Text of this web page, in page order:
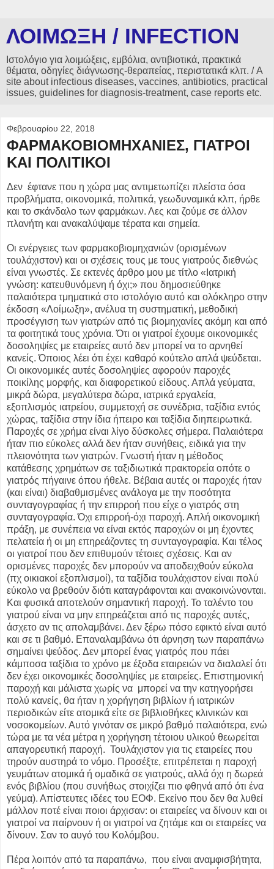
ΛΟΙΜΩΞΗ / INFECTION
Ιστολόγιο για λοιμώξεις, εμβόλια, αντιβιοτικά, πρακτικά
θέματα, οδηγίες διάγνωσης-θεραπείας, περιστατικά κλπ. / A
site about infectious diseases, vaccines, antibiotics, practical
issues, guidelines for diagnosis-treatment, case reports etc.
Φεβρουαρίου 22, 2018
ΦΑΡΜΑΚΟΒΙΟΜΗΧΑΝΙΕΣ, ΓΙΑΤΡΟΙ
ΚΑΙ ΠΟΛΙΤΙΚΟΙ
Δεν έφτανε που η χώρα μας αντιμετωπίζει πλείστα όσα
προβλήματα, οικονομικά, πολιτικά, γεωδυναμικά κλπ, ήρθε
και το σκάνδαλο των φαρμάκων. Λες και ζούμε σε άλλον
πλανήτη και ανακαλύψαμε τέρατα και σημεία.
Οι ενέργειες των φαρμακοβιομηχανιών (ορισμένων
τουλάχιστον) και οι σχέσεις τους με τους γιατρούς διεθνώς
είναι γνωστές. Σε εκτενές άρθρο μου με τίτλο «Ιατρική
γνώση: κατευθυνόμενη ή όχι;» που δημοσιεύθηκε
παλαιότερα τμηματικά στο ιστολόγιο αυτό και ολόκληρο στην
έκδοση «Λοίμωξη», ανέλυα τη συστηματική, μεθοδική
προσέγγιση των γιατρών από τις βιομηχανίες ακόμη και από
τα φοιτητικά τους χρόνια. Ότι οι γιατροί έχουμε οικονομικές
δοσοληψίες με εταιρείες αυτό δεν μπορεί να το αρνηθεί
κανείς. Όποιος λέει ότι έχει καθαρό κούτελο απλά ψεύδεται.
Οι οικονομικές αυτές δοσοληψίες αφορούν παροχές
ποικίλης μορφής, και διαφορετικού είδους. Απλά γεύματα,
μικρά δώρα, μεγαλύτερα δώρα, ιατρικά εργαλεία,
εξοπλισμός ιατρείου, συμμετοχή σε συνέδρια, ταξίδια εντός
χώρας, ταξίδια στην ίδια ήπειρο και ταξίδια διηπειρωτικά.
Παροχές σε χρήμα είναι λίγο δύσκολες σήμερα. Παλαιότερα
ήταν πιο εύκολες αλλά δεν ήταν συνήθεις, ειδικά για την
πλειονότητα των γιατρών. Γνωστή ήταν η μέθοδος
κατάθεσης χρημάτων σε ταξιδιωτικά πρακτορεία οπότε ο
γιατρός πήγαινε όπου ήθελε. Βέβαια αυτές οι παροχές ήταν
(και είναι) διαβαθμισμένες ανάλογα με την ποσότητα
συνταγογραφίας ή την επιρροή που είχε ο γιατρός στη
συνταγογραφία. Όχι επιρροή-όχι παροχή. Απλή οικονομική
πράξη, με συνέπεια να είναι εκτός παροχών οι μη έχοντες
πελατεία ή οι μη επηρεάζοντες τη συνταγογραφία. Και τέλος
οι γιατροί που δεν επιθυμούν τέτοιες σχέσεις. Και αν
ορισμένες παροχές δεν μπορούν να αποδειχθούν εύκολα
(πχ οικιακοί εξοπλισμοί), τα ταξίδια τουλάχιστον είναι πολύ
εύκολο να βρεθούν διότι καταγράφονται και ανακοινώνονται.
Και φυσικά αποτελούν σημαντική παροχή. Το ταλέντο του
γιατρού είναι να μην επηρεάζεται από τις παροχές αυτές,
άσχετο αν τις απολαμβάνει. Δεν ξέρω πόσο εφικτό είναι αυτό
και σε τι βαθμό. Επαναλαμβάνω ότι άρνηση των παραπάνω
σημαίνει ψεύδος. Δεν μπορεί ένας γιατρός που πάει
κάμποσα ταξίδια το χρόνο με έξοδα εταιρειών να διαλαλεί ότι
δεν έχει οικονομικές δοσοληψίες με εταιρείες. Επιστημονική
παροχή και μάλιστα χωρίς να μπορεί να την κατηγορήσει
πολύ κανείς, θα ήταν η χορήγηση βιβλίων ή ιατρικών
περιοδικών είτε ατομικά είτε σε βιβλιοθήκες κλινικών και
νοσοκομείων. Αυτό γινόταν σε μικρό βαθμό παλαιότερα, ενώ
τώρα με τα νέα μέτρα η χορήγηση τέτοιου υλικού θεωρείται
απαγορευτική παροχή. Τουλάχιστον για τις εταιρείες που
τηρούν αυστηρά το νόμο. Προσέξτε, επιτρέπεται η παροχή
γευμάτων ατομικά ή ομαδικά σε γιατρούς, αλλά όχι η δωρεά
ενός βιβλίου (που συνήθως στοιχίζει πιο φθηνά από ότι ένα
γεύμα). Απίστευτες ιδέες του ΕΟΦ. Εκείνο που δεν θα λυθεί
μάλλον ποτέ είναι ποιοι άρχισαν: οι εταιρείες να δίνουν και οι
γιατροί να παίρνουν ή οι γιατροί να ζητάμε και οι εταιρείες να
δίνουν. Σαν το αυγό του Κολόμβου.
Πέρα λοιπόν από τα παραπάνω, που είναι αναμφισβήτητα,